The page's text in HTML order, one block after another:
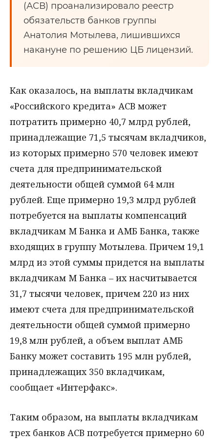
(АСВ) проанализировало реестр
обязательств банков группы
Анатолия Мотылева, лишившихся
накануне по решению ЦБ лицензий.
Как оказалось, на выплаты вкладчикам
«Российского кредита» АСВ может
потратить примерно 40,7 млрд рублей,
принадлежащие 71,5 тысячам вкладчиков,
из которых примерно 570 человек имеют
счета для предпринимательской
деятельности общей суммой 64 млн
рублей. Еще примерно 19,3 млрд рублей
потребуется на выплаты компенсаций
вкладчикам М Банка и АМБ Банка, также
входящих в группу Мотылева. Причем 19,1
млрд из этой суммы придется на выплаты
вкладчикам М Банка – их насчитывается
31,7 тысячи человек, причем 220 из них
имеют счета для предпринимательской
деятельности общей суммой примерно
19,8 млн рублей, а объем выплат АМБ
Банку может составить 195 млн рублей,
принадлежащих 350 вкладчикам,
сообщает «Интерфакс».
Таким образом, на выплаты вкладчикам
трех банков АСВ потребуется примерно 60